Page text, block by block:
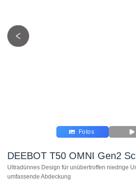
Fotos
DEEBOT T50 OMNI Gen2
Ultradünnes Design für unübertroffen niedrige
umfassende Abdeckung